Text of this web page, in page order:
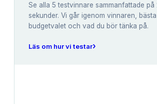
Se alla 5 testvinnare sammanfattade på
sekunder. Vi går igenom vinnaren, bästa
budgetvalet och vad du bör tänka på.
Läs om hur vi testar›